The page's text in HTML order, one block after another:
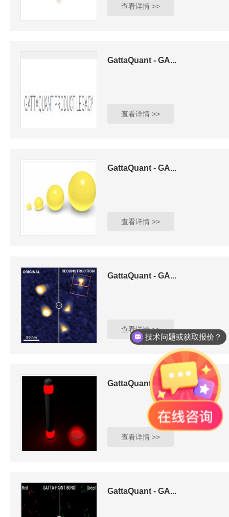
查看详情 >>
GattaQuant - GA...
查看详情 >>
GattaQuant - GA...
查看详情 >>
GattaQuant - GA...
查看详情 >>
GattaQuant - GA...
查看详情 >>
GattaQuant - GA...
技术问题或获取报价？
产品说明书在哪里？